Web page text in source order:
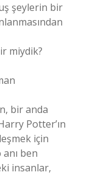
şeylerin bir
miydik?
bir anda
Potter’ın
için
ben
insanlar,